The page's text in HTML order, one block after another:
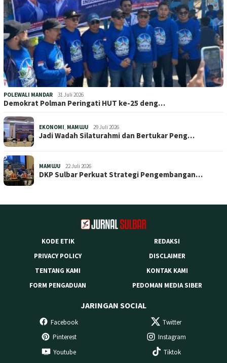
POLEWALI MANDAR 31 Juli 2026
Demokrat Polman Peringati HUT ke-25 deng…
EKONOMI, MAMUJU 29 Juli 2026
Jadi Wadah Silaturahmi dan Bertukar Peng…
MAMUJU 22 Juli 2026
DKP Sulbar Perkuat Strategi Pengembangan…
KODE ETIK
REDAKSI
PRIVACY POLICY
DISCLAIMER
TENTANG KAMI
KONTAK KAMI
FORM PENGADUAN
PEDOMAN MEDIA SIBER
JARINGAN SOCIAL
Facebook
Twitter
Pinterest
Instagram
Youtube
Tiktok